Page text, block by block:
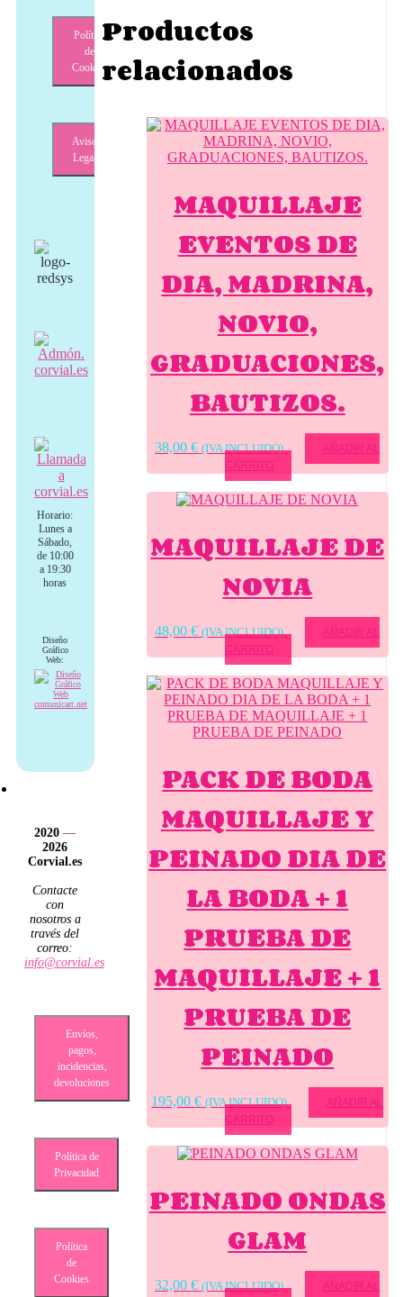
Productos
relacionados
MAQUILLAJE
EVENTOS DE
DIA, MADRINA,
NOVIO,
GRADUACIONES,
BAUTIZOS.
38,00€ (IVA INCLUIDO)
AÑADIR AL
CARRITO
MAQUILLAJE DE
NOVIA
48,00€ (IVA INCLUIDO)
AÑADIR AL
CARRITO
PACK DE BODA
MAQUILLAJE Y
PEINADO DIA DE
LA BODA + 1
PRUEBA DE
MAQUILLAJE + 1
PRUEBA DE
PEINADO
195,00€ (IVA INCLUIDO)
AÑADIR AL
CARRITO
PEINADO ONDAS
GLAM
32,00€ (IVA INCLUIDO)
AÑADIR AL
Política
de
Cookies
Aviso
Legal
Horario:
Lunes a
Sábado,
de 10:00
a 19:30
horas
Diseño
Gráfico
Web:
2020—
2026
Corvial.es
Contacte
con
nosotros a
través del
correo:
info@corvial.es
Envíos,
pagos,
incidencias,
devoluciones
Política de
Privacidad
Política
de
Cookies